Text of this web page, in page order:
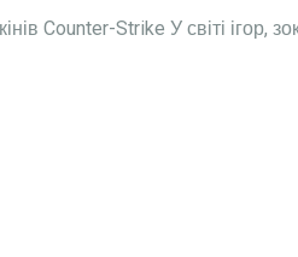
Counter-Strike У світі ігор,